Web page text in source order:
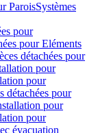
ParoisSystèmes
pour
pour Eléments
détachées pour
pour
pour
détachées pour
pour
pour
évacuation